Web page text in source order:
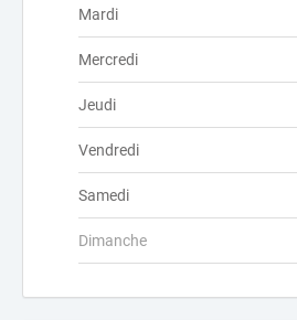
Mardi
Mercredi
Jeudi
Vendredi
Samedi
Dimanche